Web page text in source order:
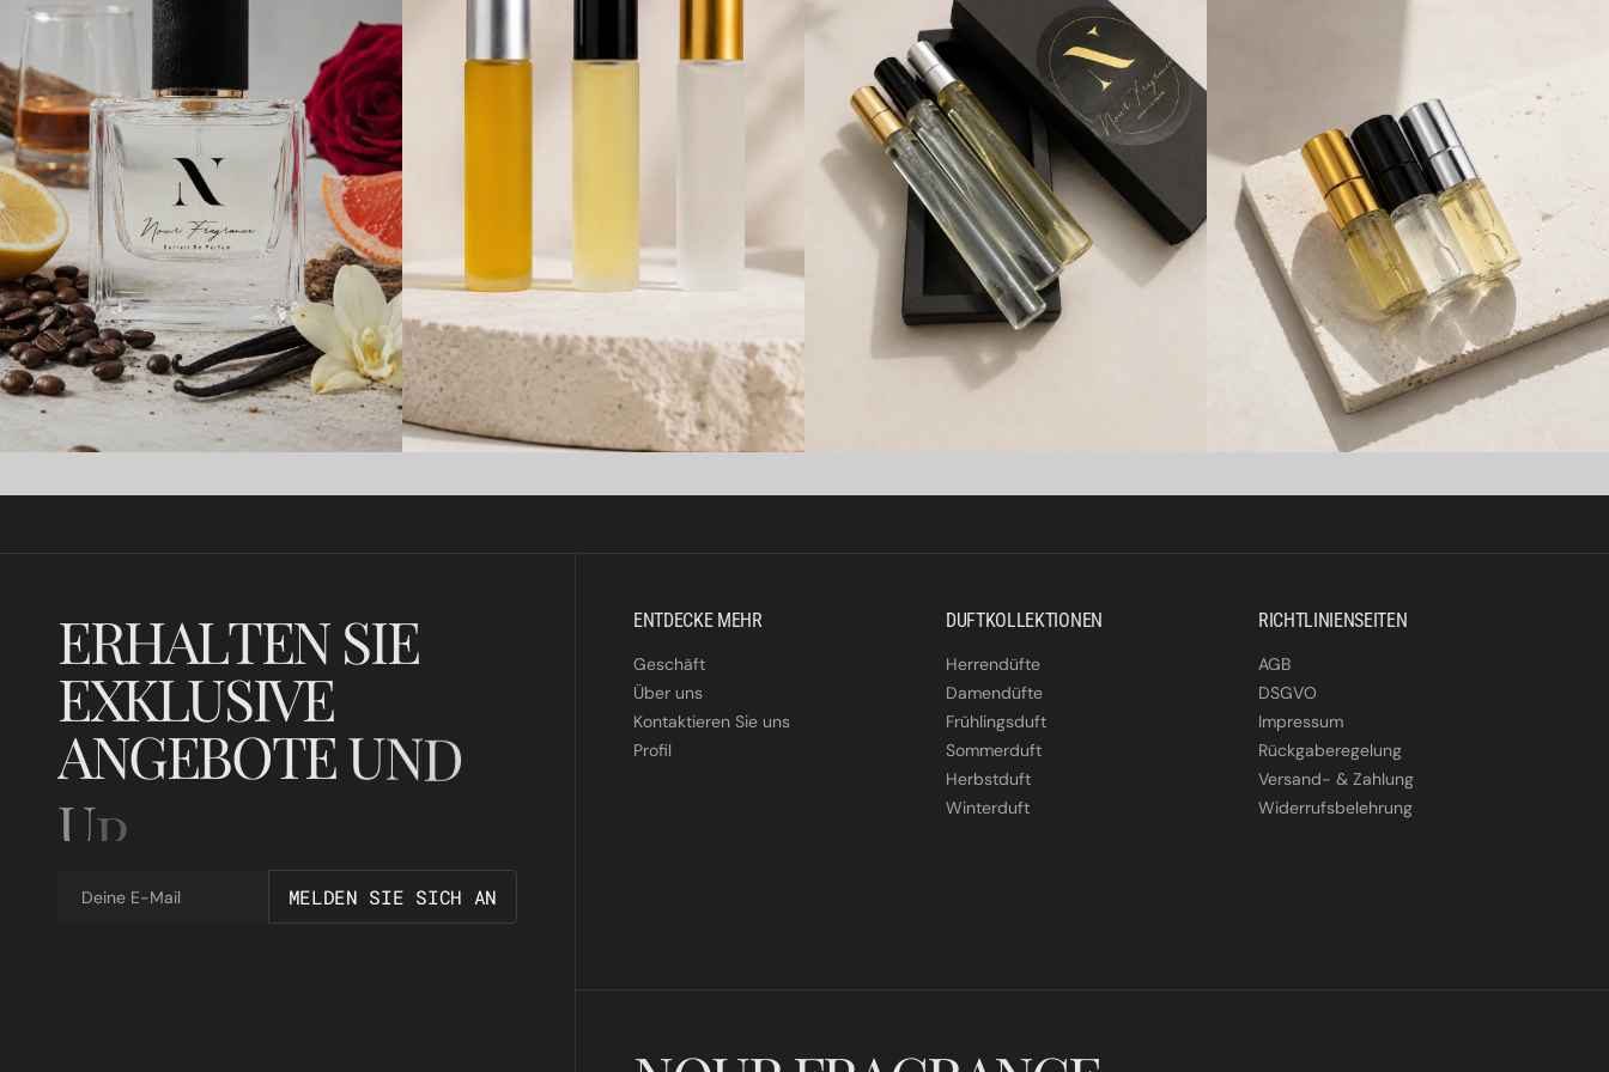
ERHALTENSIE
EXKLUSIVE
ANGEBOTEUND
UPD
Deine E-Mail MELDEN SIE SICH AN
MELDEN SIE
ENTDECKE MEHR
Geschäft
Über uns
Kontaktieren Sie uns
Profil
DUFTKOLLEKTIONEN
Herrendüfte
Damendüfte
Frühlingsduft
Sommerduft
Herbstduft
Winterduft
RICHTLINIENSEITEN
AGB
DSGVO
Impressum
Rückgaberegelung
Versand- & Zahlung
Widerrufsbelehrung